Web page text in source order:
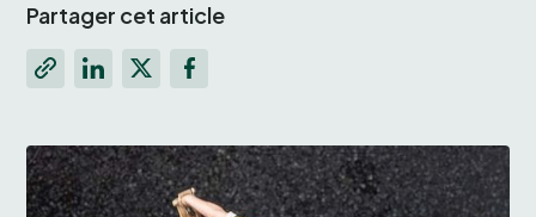
Partager cet article